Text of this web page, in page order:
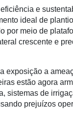
e
ideal de
por meio de
crescente e
exposição a
estão agora
sistemas de
prejuízos